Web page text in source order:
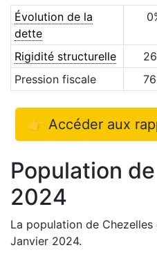
Évolution de la
dette
0
Rigidité structurelle 26
Pression fiscale
76
👉 Accéder aux
Population de
2024
La population de Chezelles
Janvier 2024.